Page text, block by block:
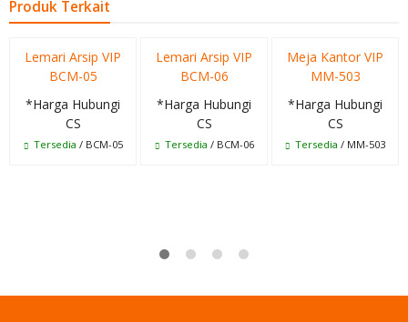
Produk Terkait
Lemari Arsip VIP
BCM-05
*Harga Hubungi
CS
Tersedia / BCM-05
Lemari Arsip VIP
BCM-06
*Harga Hubungi
CS
Tersedia / BCM-06
Meja Kantor VIP
MM-503
*Harga Hubungi
CS
Tersedia / MM-503